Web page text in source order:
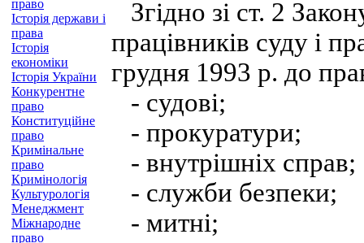
право
Історія держави і
права
Історія
економіки
Історія України
Конкурентне
право
Конституційне
право
Кримінальне
право
Кримінологія
Культурологія
Менеджмент
Міжнародне
право
Згідно зі ст. 2
працівників суду і
грудня 1993 р. до
- судові;
- прокуратури;
- внутрішніх справ;
- служби безпеки;
- митні;